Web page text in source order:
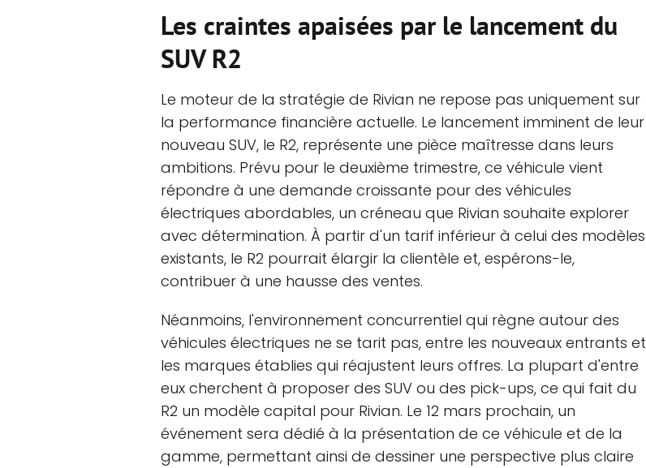
Les craintes apaisées par le lancement du
SUV R2
Le moteur de la stratégie de Rivian ne repose pas uniquement sur
la performance financière actuelle. Le lancement imminent de leur
nouveau SUV, le R2, représente une pièce maîtresse dans leurs
ambitions. Prévu pour le deuxième trimestre, ce véhicule vient
répondre à une demande croissante pour des véhicules
électriques abordables, un créneau que Rivian souhaite explorer
avec détermination. À partir d'un tarif inférieur à celui des modèles
existants, le R2 pourrait élargir la clientèle et, espérons-le,
contribuer à une hausse des ventes.
Néanmoins, l'environnement concurrentiel qui règne autour des
véhicules électriques ne se tarit pas, entre les nouveaux entrants et
les marques établies qui réajustent leurs offres. La plupart d'entre
eux cherchent à proposer des SUV ou des pick-ups, ce qui fait du
R2 un modèle capital pour Rivian. Le 12 mars prochain, un
événement sera dédié à la présentation de ce véhicule et de la
gamme, permettant ainsi de dessiner une perspective plus claire